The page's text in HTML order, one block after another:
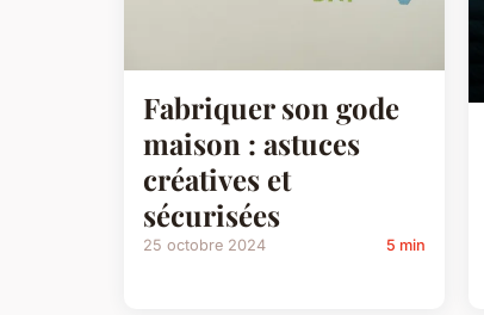
Fabriquer son gode
maison : astuces
créatives et
sécurisées
25 octobre 2024 5 min